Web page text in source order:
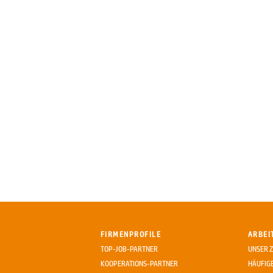
FIRMENPROFILE
TOP-JOB-PARTNER
KOOPERATIONS-PARTNER
UNSER